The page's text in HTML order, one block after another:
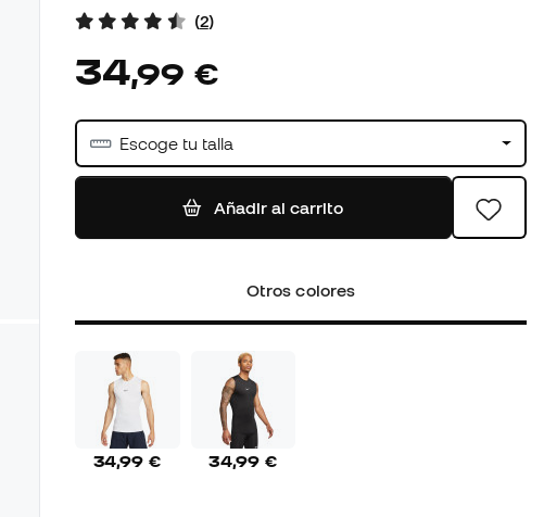
(2)
34,99 €
Escoge tu talla
Añadir al carrito
Otros colores
34,99 € 34,99 €